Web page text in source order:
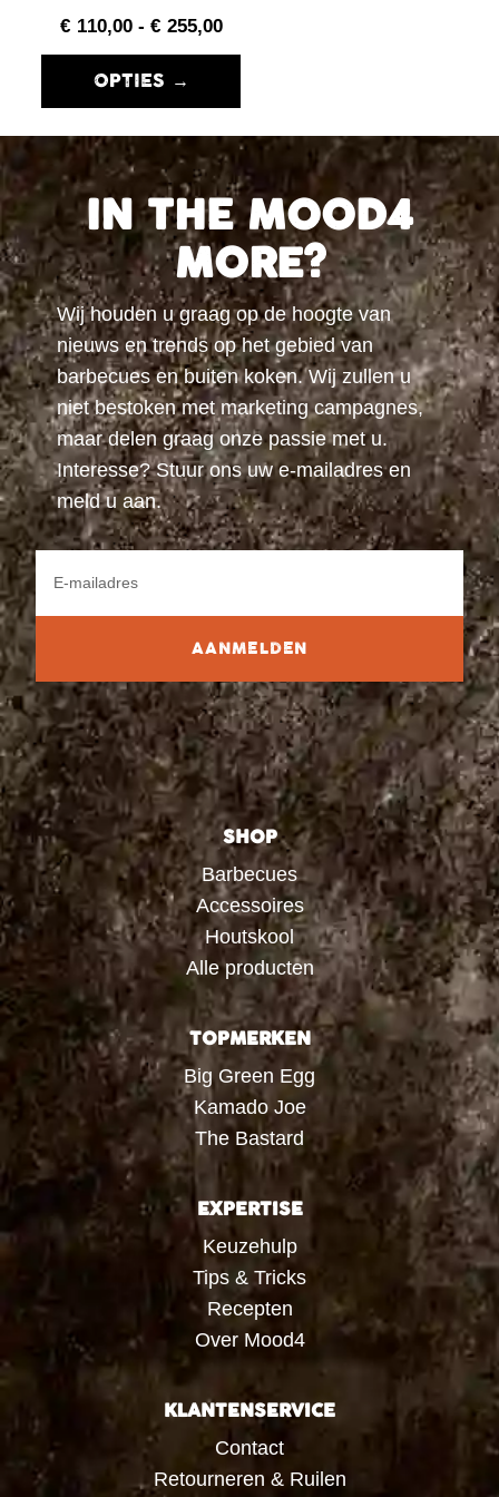
€ 110,00 - € 255,00
OPTIES →
IN THE MOOD4
MORE?
Wij houden u graag op de hoogte van
nieuws en trends op het gebied van
barbecues en buiten koken. Wij zullen u
niet bestoken met marketing campagnes,
maar delen graag onze passie met u.
Interesse? Stuur ons uw e-mailadres en
meld u aan.
AANMELDEN
SHOP
Barbecues
Accessoires
Houtskool
Alle producten
TOPMERKEN
Big Green Egg
Kamado Joe
The Bastard
EXPERTISE
Keuzehulp
Tips & Tricks
Recepten
Over Mood4
KLANTENSERVICE
Contact
Retourneren & Ruilen